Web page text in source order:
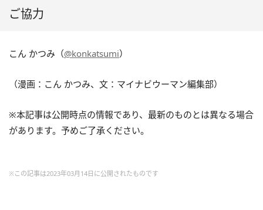
ご協力
こん かつみ（@konkatsumi）
（漫画：こん かつみ、文：マイナビウーマン編集部）
※本記事は公開時点の情報であり、最新のものとは異なる場合
があります。予めご了承ください。
※この記事は2023年03月14日に公開されたものです